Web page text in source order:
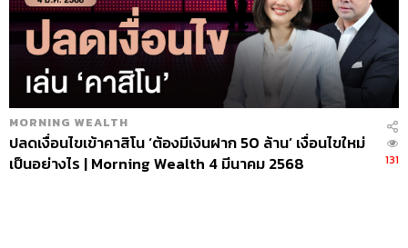
MORNING WEALTH
ปลดเงื่อนไขเข้าคาสิโน ‘ต้องมีเงินฝาก 50 ล้าน’ เงื่อนไขใหม่
เป็นอย่างไร | Morning Wealth 4 มีนาคม 2568
131